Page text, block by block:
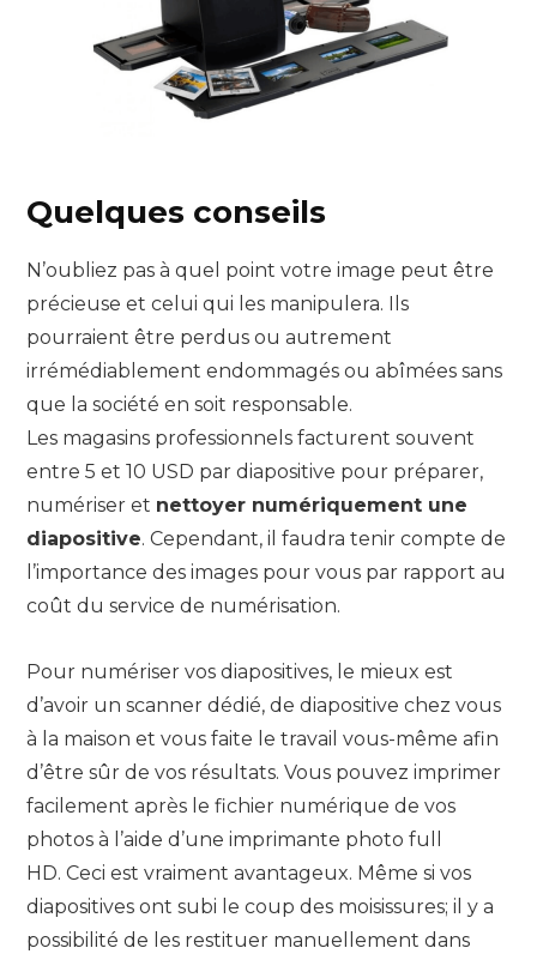
Quelques conseils
N’oubliez pas à quel point votre image peut être
précieuse et celui qui les manipulera. Ils
pourraient être perdus ou autrement
irrémédiablement endommagés ou abîmées sans
que la société en soit responsable.
Les magasins professionnels facturent souvent
entre 5 et 10 USD par diapositive pour préparer,
numériser et nettoyer numériquement une
diapositive. Cependant, il faudra tenir compte de
l’importance des images pour vous par rapport au
coût du service de numérisation.
Pour numériser vos diapositives, le mieux est
d’avoir un scanner dédié, de diapositive chez vous
à la maison et vous faite le travail vous-même afin
d’être sûr de vos résultats. Vous pouvez imprimer
facilement après le fichier numérique de vos
photos à l’aide d’une imprimante photo full
HD. Ceci est vraiment avantageux. Même si vos
diapositives ont subi le coup des moisissures; il y a
possibilité de les restituer manuellement dans